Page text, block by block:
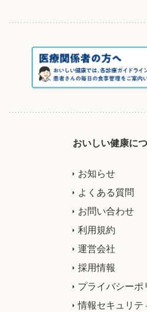
おいしい健康に
お知らせ
よくある質問
お問い合わせ
利用規約
運営会社
採用情報
プライバシーポ
情報セキュリテ